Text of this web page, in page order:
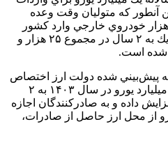
آنطور كه متوليان وقت وعده
مي‌دادند قرار بود هر سال ۱۰۰ هزار خودروي خارجي وارد كشور
شود كه البته پس از گذشت نزديك به ۲ سال در مجموع ۲۵ هزار و
پيش‌بيني شده دولت ارز اختصاص
يافته به واردات خودرو را از يك ميليارد يورو در سال ۱۴۰۳ به ۲
يورو براي سال ۱۴۰۴ افزايش داده و به صادركنندگان اجازه
۲ ميليارد يورو از محل ارز حاصل از صادرات،